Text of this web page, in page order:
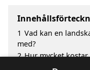
1 Vad kan en
med?
2 Hur mycket
Fördelar med att